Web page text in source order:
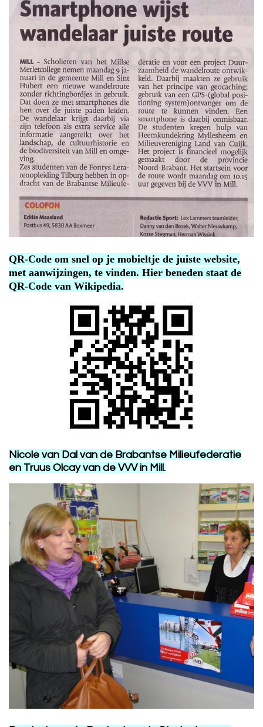
QR-Code om snel op je mobieltje de juiste website,
met aanwijzingen, te vinden. Hier beneden staat de
QR-Code van Wikipedia.
Nicole van Dal van de Brabantse Milieufederatie
en Truus Olcay van de VVV in Mill.